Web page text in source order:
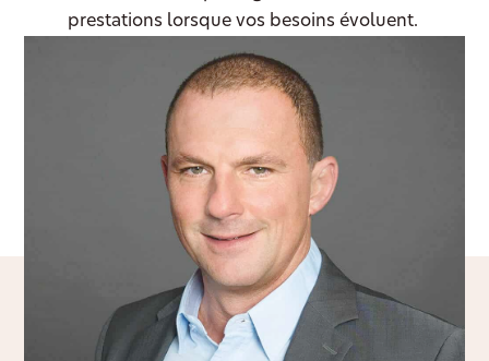
prestations lorsque vos besoins évoluent.